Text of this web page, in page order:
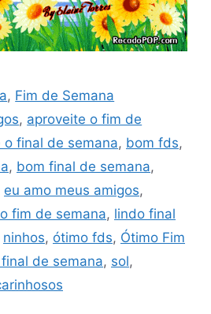
, Fim de Semana
, aproveite o fim de
o final de semana, bom fds,
, bom final de semana,
eu amo meus amigos,
fim de semana, lindo final
ninhos, ótimo fds, Ótimo Fim
de semana, sol,